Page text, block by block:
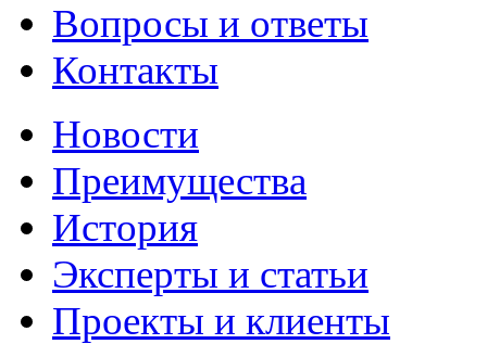
Вопросы и ответы
Контакты
Новости
Преимущества
История
Эксперты и статьи
Проекты и клиенты